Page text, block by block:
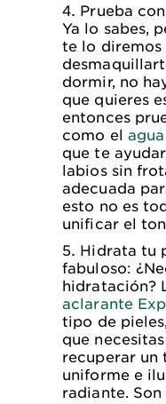
Prueba
Ya lo sabes,
te lo diremos
dormir, no
que quieres
entonces
como el
que te
labios sin
adecuada
esto no es
unificar el
Hidrata tu
fabuloso:
hidratación?
aclarante
tipo de
que
recuperar un
uniforme e
radiante.